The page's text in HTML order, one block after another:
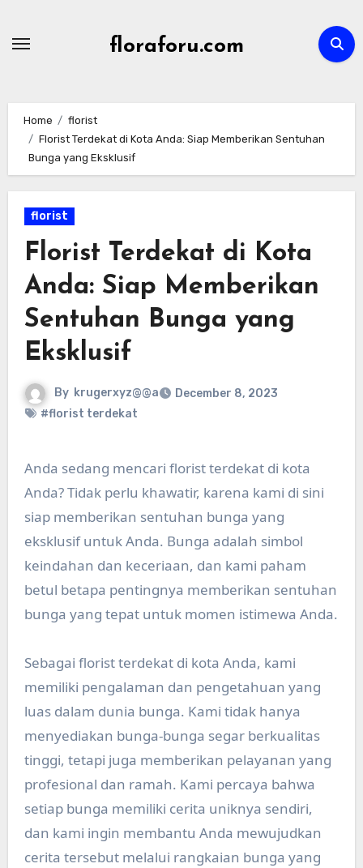
floraforu.com
Home
florist
Florist Terdekat di Kota Anda: Siap Memberikan Sentuhan
Bunga yang Eksklusif
florist
Florist Terdekat di Kota
Anda: Siap Memberikan
Sentuhan Bunga yang
Eksklusif
By krugerxyz@@a
December 8, 2023
#florist terdekat
Anda sedang mencari florist terdekat di kota
Anda? Tidak perlu khawatir, karena kami di sini
siap memberikan sentuhan bunga yang
eksklusif untuk Anda. Bunga adalah simbol
keindahan dan keceriaan, dan kami paham
betul betapa pentingnya memberikan sentuhan
bunga yang tepat untuk momen istimewa Anda.
Sebagai florist terdekat di kota Anda, kami
memiliki pengalaman dan pengetahuan yang
luas dalam dunia bunga. Kami tidak hanya
menyediakan bunga-bunga segar berkualitas
tinggi, tetapi juga memberikan pelayanan yang
profesional dan ramah. Kami percaya bahwa
setiap bunga memiliki cerita uniknya sendiri,
dan kami ingin membantu Anda mewujudkan
cerita tersebut melalui rangkaian bunga yang